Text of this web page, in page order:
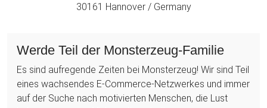
30161 Hannover / Germany
Werde Teil der Monsterzeug-Familie
Es sind aufregende Zeiten bei Monsterzeug! Wir sind Teil
eines wachsendes E-Commerce-Netzwerkes und immer
auf der Suche nach motivierten Menschen, die Lust